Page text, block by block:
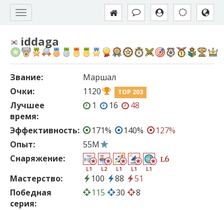
iddaga
Звание:
Маршал
Очки:
1120 TOP 203
Лучшее
время:
1 16 48
Эффективность: 171% 140%
127%
Опыт:
55M
Снаряжение:
L1 L2 L1 L1 L1
L6
Мастерство: 100 88
51
Победная
серия:
115 30 8